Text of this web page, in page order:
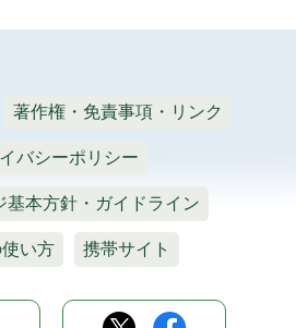
著作権・免責事項・リンク
バシーポリシー
基本方針・ガイドライン
い方 携帯サイト